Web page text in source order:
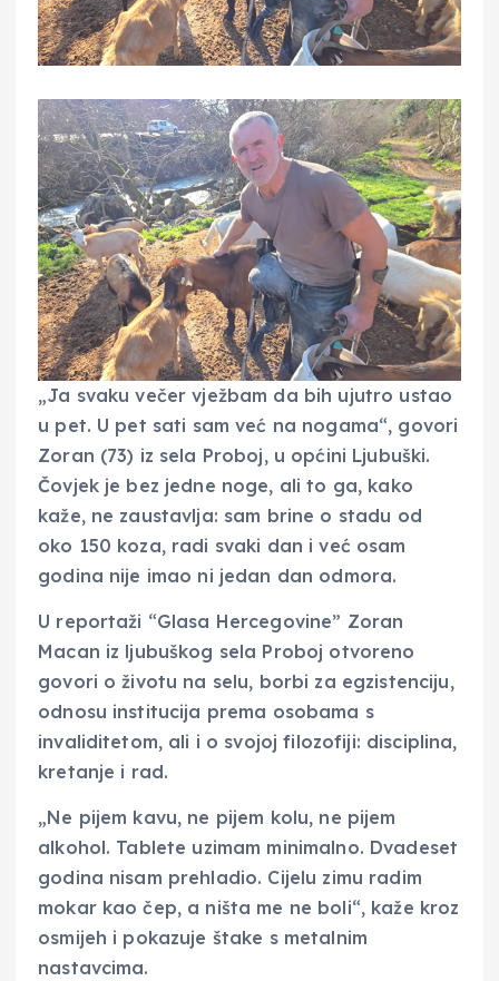
„Ja svaku večer vježbam da bih ujutro ustao
u pet. U pet sati sam već na nogama“, govori
Zoran (73) iz sela Proboj, u općini Ljubuški.
Čovjek je bez jedne noge, ali to ga, kako
kaže, ne zaustavlja: sam brine o stadu od
oko 150 koza, radi svaki dan i već osam
godina nije imao ni jedan dan odmora.
U reportaži “Glasa Hercegovine” Zoran
Macan iz ljubuškog sela Proboj otvoreno
govori o životu na selu, borbi za egzistenciju,
odnosu institucija prema osobama s
invaliditetom, ali i o svojoj filozofiji: disciplina,
kretanje i rad.
„Ne pijem kavu, ne pijem kolu, ne pijem
alkohol. Tablete uzimam minimalno. Dvadeset
godina nisam prehladio. Cijelu zimu radim
mokar kao čep, a ništa me ne boli“, kaže kroz
osmijeh i pokazuje štake s metalnim
nastavcima.